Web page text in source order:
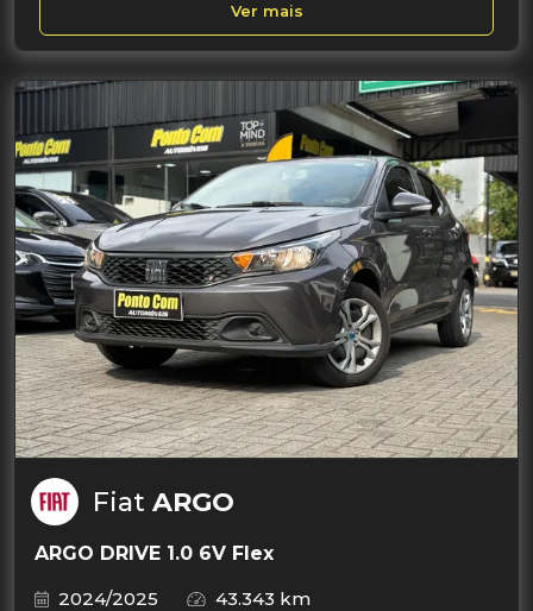
Ver mais
Fiat ARGO
ARGO DRIVE 1.0 6V Flex
2024/2025
43.343 km